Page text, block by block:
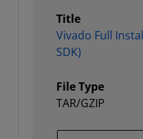
Title
Vivado Full
SDK)
File Type
TAR/GZIP